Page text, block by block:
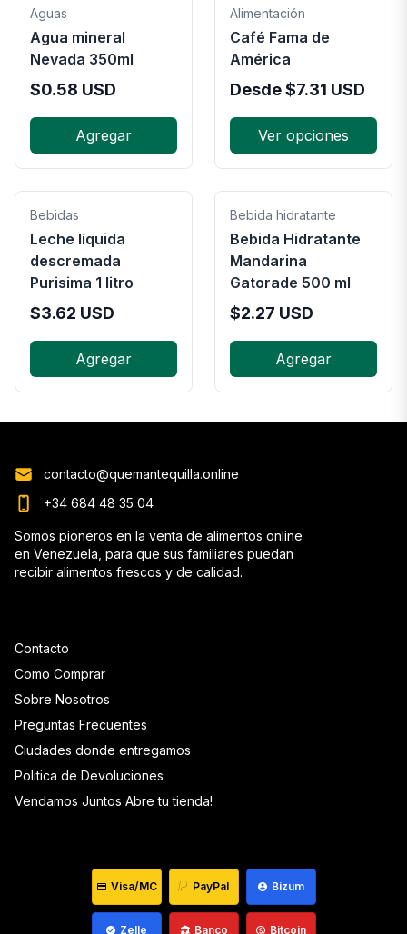
Aguas
Agua mineral
Nevada 350ml
$0.58 USD
Agregar
Alimentación
Café Fama de
América
Desde$7.31 USD
Ver opciones
Bebidas
Leche líquida
descremada
Purisima 1 litro
$3.62 USD
Agregar
Bebida hidratante
Bebida Hidratante
Mandarina
Gatorade 500 ml
$2.27 USD
Agregar
Contacto
Como Comprar
Sobre Nosotros
Preguntas Frecuentes
Ciudades donde entregamos
Politica de Devoluciones
Vendamos Juntos Abre tu tienda!
contacto@quemantequilla.online
+34 684 48 35 04
Somos pioneros en la venta de alimentos online
en Venezuela, para que sus familiares puedan
recibir alimentos frescos y de calidad.
Visa/MC PayPal Bizum
Zelle Banco Bitcoin